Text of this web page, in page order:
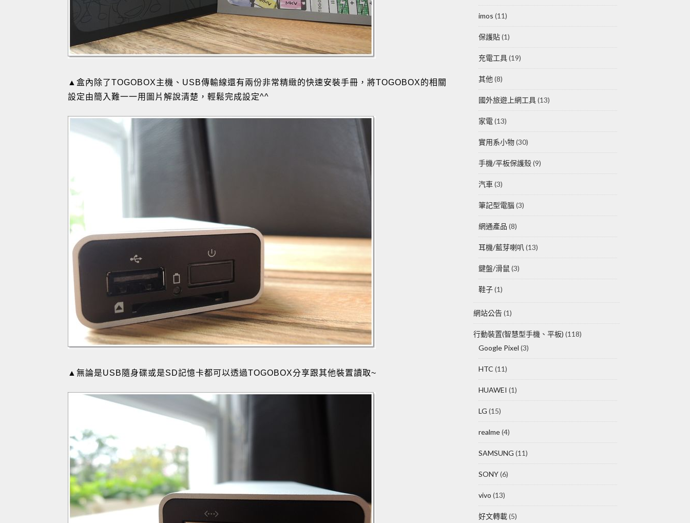
▲盒內除了TOGOBOX主機、USB傳輸線還有兩份非常精緻的快速安裝手冊，將TOGOBOX的相關
設定由簡入難一一用圖片解說清楚，輕鬆完成設定^^
▲無論是USB隨身碟或是SD記憶卡都可以透過TOGOBOX分享跟其他裝置讀取~
imos (11)
保護貼(1)
充電工具(19)
其他 (8)
國外旅遊上網工具(13)
家電 (13)
實用系小物(30)
手機/平板保護殼(9)
汽車 (3)
筆記型電腦(3)
網通產品 (8)
耳機/藍芽喇叭 (13)
鍵盤/滑鼠 (3)
鞋子(1)
網站公告(1)
行動裝置(智慧型手機、平板) (118)
Google Pixel (3)
HTC (11)
HUAWEI (1)
LG (15)
realme(4)
SAMSUNG (11)
SONY(6)
vivo (13)
好文轉載(5)